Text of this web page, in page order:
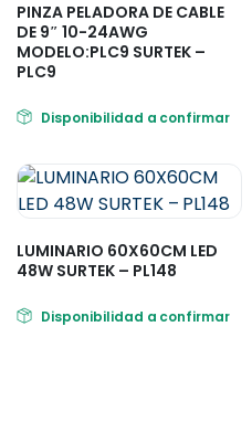
PINZA PELADORA DE CABLE
DE 9″ 10-24AWG
MODELO:PLC9 SURTEK –
PLC9
Disponibilidad a confirmar
LUMINARIO 60X60CM LED
48W SURTEK – PL148
Disponibilidad a confirmar